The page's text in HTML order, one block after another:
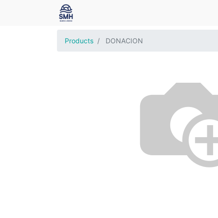
Products DONACION